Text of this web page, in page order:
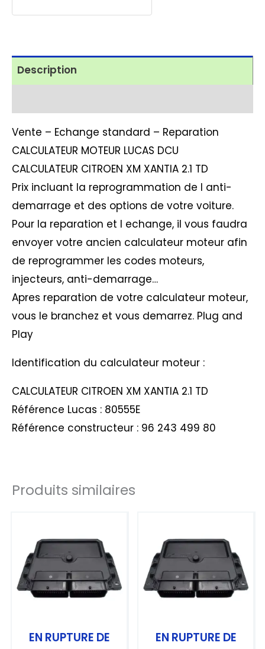
Description
Vente – Echange standard – Reparation
CALCULATEUR MOTEUR LUCAS DCU
CALCULATEUR CITROEN XM XANTIA 2.1 TD
Prix incluant la reprogrammation de l anti-
demarrage et des options de votre voiture.
Pour la reparation et l echange, il vous faudra
envoyer votre ancien calculateur moteur afin
de reprogrammer les codes moteurs,
injecteurs, anti-demarrage…
Apres reparation de votre calculateur moteur,
vous le branchez et vous demarrez. Plug and
Play
Identification du calculateur moteur :
CALCULATEUR CITROEN XM XANTIA 2.1 TD
Référence Lucas : 80555E
Référence constructeur : 96 243 499 80
Produits similaires
EN RUPTURE DE EN RUPTURE DE